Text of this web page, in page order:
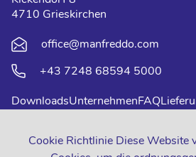
Cookie Richtlinie Diese Website
4710 Grieskirchen
office@manfreddo.com
+43 7248 68594 5000
DownloadsUnternehmenFAQ